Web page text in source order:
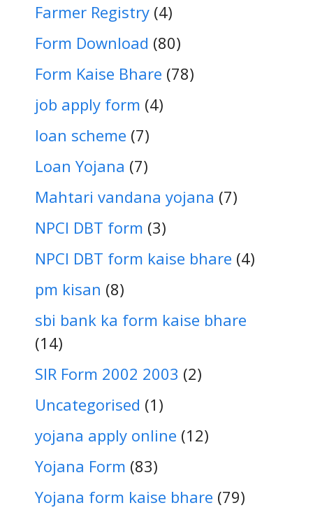
Farmer Registry (4)
Form Download (80)
Form Kaise Bhare (78)
job apply form (4)
loan scheme (7)
Loan Yojana (7)
Mahtari vandana yojana (7)
NPCI DBT form (3)
NPCI DBT form kaise bhare (4)
pm kisan (8)
sbi bank ka form kaise bhare
(14)
SIR Form 2002 2003 (2)
Uncategorised (1)
yojana apply online (12)
Yojana Form (83)
Yojana form kaise bhare (79)